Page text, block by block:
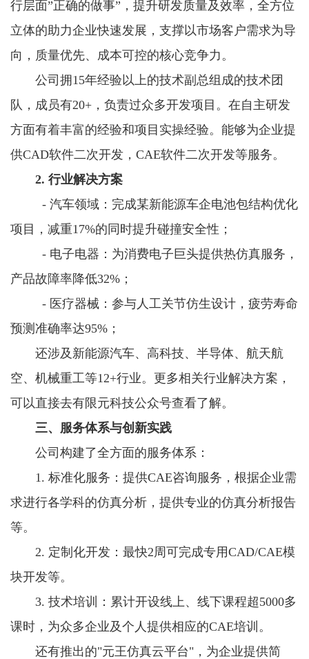
行层面”正确的做事”，提升研发质量及效率，全方位
立体的助力企业快速发展，支撑以市场客户需求为导
向，质量优先、成本可控的核心竞争力。
公司拥15年经验以上的技术副总组成的技术团
队，成员有20+，负责过众多开发项目。在自主研发
方面有着丰富的经验和项目实操经验。能够为企业提
供CAD软件二次开发，CAE软件二次开发等服务。
2. 行业解决方案
- 汽车领域：完成某新能源车企电池包结构优化
项目，减重17%的同时提升碰撞安全性；
- 电子电器：为消费电子巨头提供热仿真服务，
产品故障率降低32%；
- 医疗器械：参与人工关节仿生设计，疲劳寿命
预测准确率达95%；
还涉及新能源汽车、高科技、半导体、航天航
空、机械重工等12+行业。更多相关行业解决方案，
可以直接去有限元科技公众号查看了解。
三、服务体系与创新实践
公司构建了全方面的服务体系：
1. 标准化服务：提供CAE咨询服务，根据企业需
求进行各学科的仿真分析，提供专业的仿真分析报告
等。
2. 定制化开发：最快2周可完成专用CAD/CAE模
块开发等。
3. 技术培训：累计开设线上、线下课程超5000多
课时，为众多企业及个人提供相应的CAE培训。
还有推出的"元王仿真云平台"，为企业提供简